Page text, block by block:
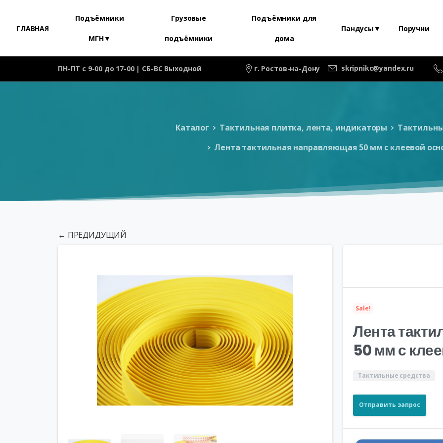
ГЛАВНАЯ
Подъёмники
МГН▼
Грузовые
подъёмники
Подъёмники для
дома
Пандусы▼ Поручни
ПН-ПТ с 9-00 до 17-00 | СБ-ВС Выходной г. Ростов-на-Дону skripnikc@yandex.ru
Каталог Тактильная плитка, лента, индикаторы
Лента тактильная направляющая 50 мм с клеевой
← ПРЕДИДУЩИЙ
Sale!
Лента
50 мм с
Тактильные средства
Отправить запрос